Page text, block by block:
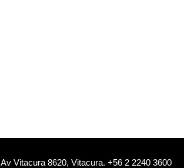
Av Vitacura 8620, Vitacura. +56 2 2240 3600